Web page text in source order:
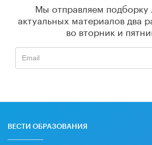
Мы отправляем
актуальных материалов два
во вторник и
ВЕСТИ ОБРАЗОВАНИЯ